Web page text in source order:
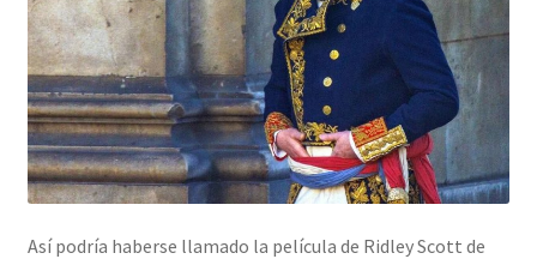
Así podría haberse llamado la película de Ridley Scott de